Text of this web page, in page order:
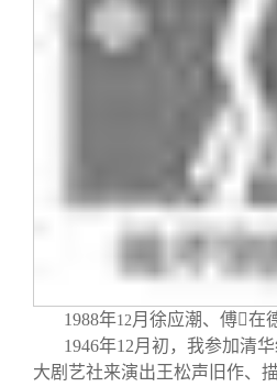
理事会名单
制度法规
联系我们
1988年12 月徐应潮、傅在
1946年12月初，我参加清
大剧艺社来演出王松声旧作、